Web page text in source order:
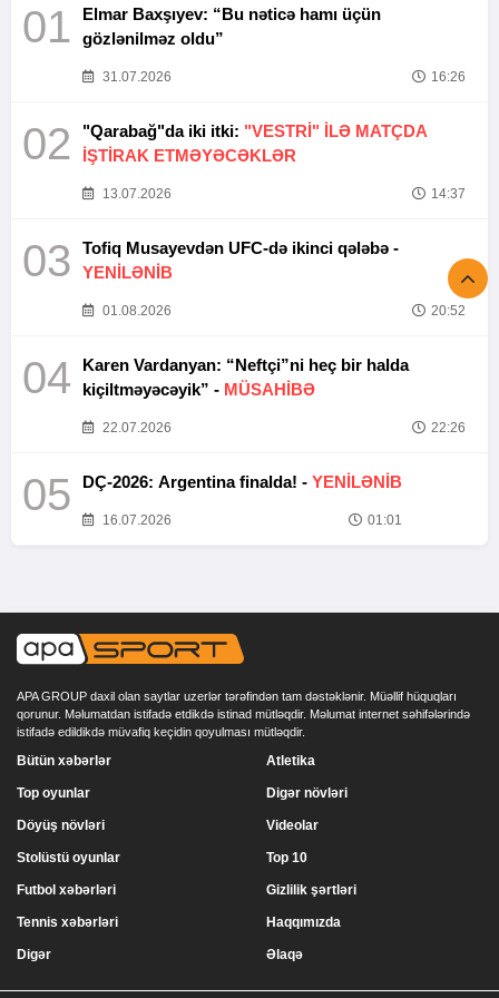
01
Elmar Baxşıyev: “Bu nəticə hamı üçün
gözlənilməz oldu”
31.07.2026 16:26
02 "Qarabağ"da iki itki: "VESTRİ" İLƏ MATÇDA
İŞTİRAK ETMƏYƏCƏKLƏR
13.07.2026 14:37
03
Tofiq Musayevdən UFC-də ikinci qələbə -
YENİLƏNİB
01.08.2026 20:52
04
Karen Vardanyan: “Neftçi”ni heç bir halda
kiçiltməyəcəyik” - MÜSAHİBƏ
22.07.2026 22:26
05 DÇ-2026: Argentina finalda! - YENİLƏNİB
16.07.2026 01:01
APA GROUP daxil olan saytlar uzerlər tərəfindən tam dəstəklənir. Müəllif hüquqları
qorunur. Məlumatdan istifadə etdikdə istinad mütləqdir. Məlumat internet səhifələrində
istifadə edildikdə müvafiq keçidin qoyulması mütləqdir.
Bütün xəbərlər
Top oyunlar
Döyüş növləri
Stolüstü oyunlar
Atletika
Digər növləri
Videolar
Top 10
Futbol xəbərləri
Tennis xəbərləri
Digər
Gizlilik şərtləri
Haqqımızda
Əlaqə